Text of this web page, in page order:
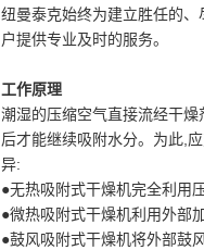
纽曼泰克始终为建立胜任的
户提供专业及时的服务。
工作原理
潮湿的压缩空气直接流经干
后才能继续吸附水分。为此,
异:
●无热吸附式干燥机完全利用
●微热吸附式干燥机利用外部
●鼓风吸附式干燥机将外部鼓